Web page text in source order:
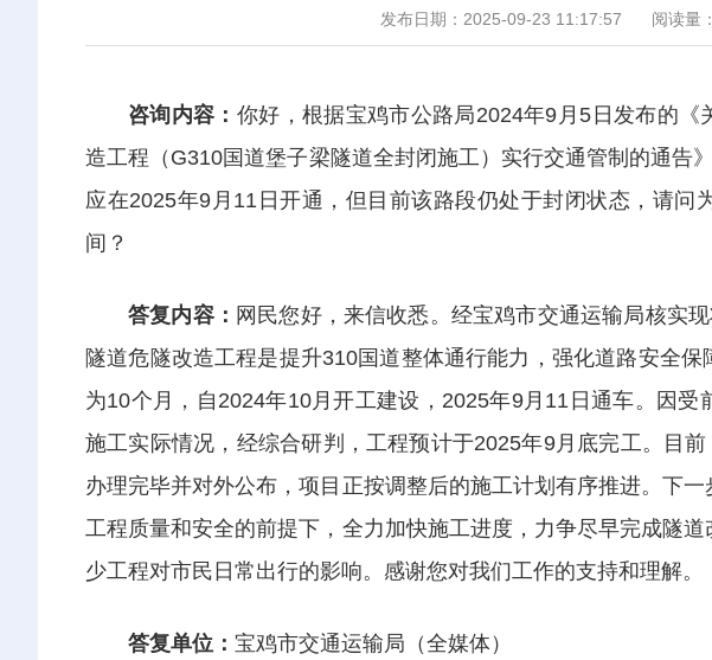
发布日期：2025-09-23 11:17:57 阅读量：
咨询内容： 你好，根据宝鸡市公路局2024年9月5日发布的
造工程（G310国道堡子梁隧道全封闭施工）实行交通管制的通告
应在2025年9月11日开通，但目前该路段仍处于封闭状态，请问
间？
答复内容： 网民您好，来信收悉。经宝鸡市交通运输局核实
隧道危隧改造工程是提升310国道整体通行能力，强化道路安全
为10个月，自2024年10月开工建设，2025年9月11日通车。因
施工实际情况，经综合研判，工程预计于2025年9月底完工。目
办理完毕并对外公布，项目正按调整后的施工计划有序推进。下
工程质量和安全的前提下，全力加快施工进度，力争尽早完成隧
少工程对市民日常出行的影响。感谢您对我们工作的支持和理解。
答复单位： 宝鸡市交通运输局（全媒体）